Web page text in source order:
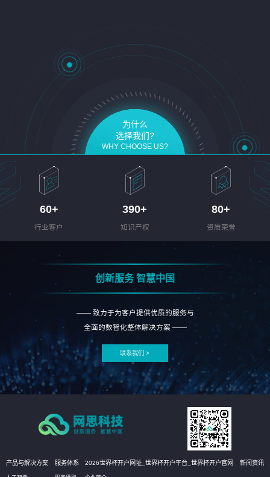
为什么
选择我们?
WHY CHOOSE US?
60+
行业客户
390+
知识产权
80+
资质荣誉
创新服务 智慧中国
—— 致力于为客户提供优质的服务与
全面的数智化整体解决方案 ——
联系我们 >
产品与解决方案 服务体系 2026世界杯开户网址_世界杯开户平台_世界杯开户官网 新闻资讯